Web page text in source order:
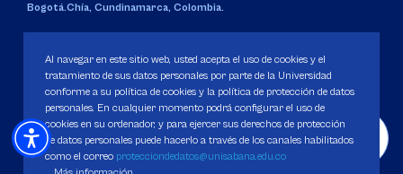
Bogotá.Chía, Cundinamarca, Colombia.
Personería Jurídica:Resolución 130 del 14 de enero de 1980.
Ministerio de Educación Nacional.
Política de Protección de datos
Al navegar en este sitio web, usted acepta el uso de cookies y el
tratamiento de sus datos personales por parte de la Universidad
conforme a su política de cookies y la política de protección de datos
personales. En cualquier momento podrá configurar el uso de
cookies en su ordenador, y para ejercer sus derechos de protección
de datos personales puede hacerlo a través de los canales habilitados
como el correo protecciondedatos@unisabana.edu.co